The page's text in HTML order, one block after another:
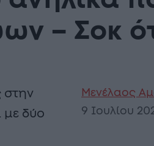
– Σοκ
στην
με δύο
Μενέλαος
9 Ιουλίου